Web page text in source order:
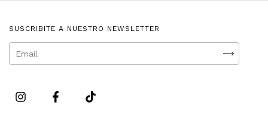
SUSCRIBITE A NUESTRO NEWSLETTER